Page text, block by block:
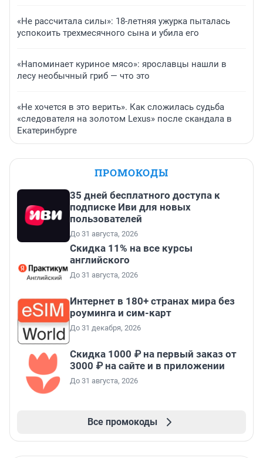
«Не рассчитала силы»: 18-летняя ужурка пыталась
успокоить трехмесячного сына и убила его
«Напоминает куриное мясо»: ярославцы нашли в
лесу необычный гриб — что это
«Не хочется в это верить». Как сложилась судьба
«следователя на золотом Lexus» после скандала в
Екатеринбурге
ПРОМОКОДЫ
35 дней бесплатного доступа к
подписке Иви для новых
пользователей
До 31 августа, 2026
Скидка 11% на все курсы
английского
До 31 августа, 2026
Интернет в 180+ странах мира без
роуминга и сим-карт
До 31 декабря, 2026
Скидка 1000 ₽ на первый заказ от
3000 ₽ на сайте и в приложении
До 31 августа, 2026
Все промокоды